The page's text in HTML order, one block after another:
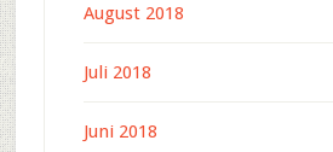
August 2018
Juli 2018
Juni 2018